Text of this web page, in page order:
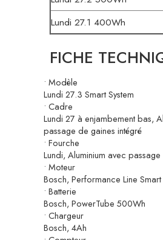
Lundi 27.1 400Wh
FICHE
• Modèle
Lundi 27.3 Smart System
• Cadre
Lundi 27 à enjambement bas,
passage de gaines intégré
• Fourche
Lundi, Aluminium avec
• Moteur
Bosch, Performance Line
• Batterie
Bosch, PowerTube 500Wh
• Chargeur
Bosch, 4Ah